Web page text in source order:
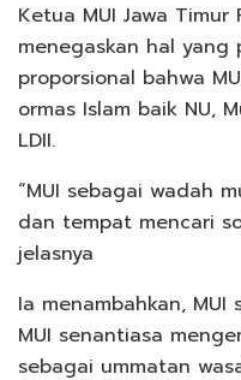
Ketua MUI Jawa
menegaskan hal yang
proporsional bahwa
ormas Islam baik NU,
LDII.
“MUI sebagai wadah
dan tempat mencari
jelasnya
Ia menambahkan,
MUI senantiasa
sebagai ummatan